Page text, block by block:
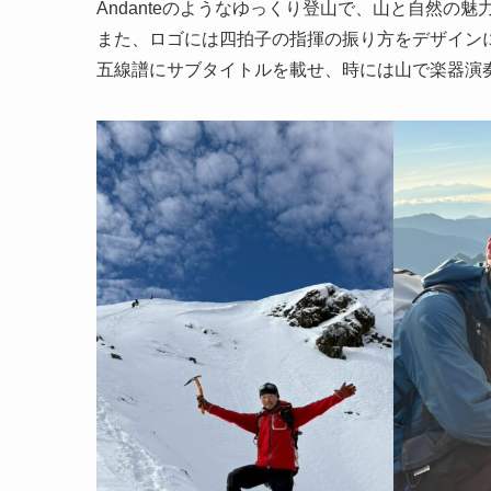
Andanteのようなゆっくり登山で、山と自然の魅
また、ロゴには四拍子の指揮の振り方をデザイ
五線譜にサブタイトルを載せ、時には山で楽器